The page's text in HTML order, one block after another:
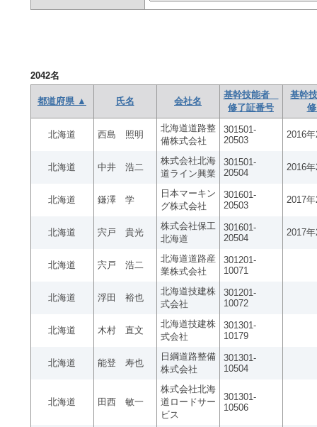
2042名
都道府県 ▲ 氏名 会社名
基幹技能者
修了証番号
基幹
北海道 西島 照明
北海道道路整
備株式会社
301501-
20503
2016
北海道 中井 浩二
株式会社北海
道ライン興業
301501-
20504
2016
北海道 鎌澤 学
日本マーキン
グ株式会社
301601-
20503
2017
北海道 宍戸 貴光
株式会社保工
北海道
301601-
20504
2017
北海道 宍戸 浩二
北海道道路産
業株式会社
301201-
10071
北海道 浮田 裕也
北海道技建株
式会社
301201-
10072
北海道 木村 直文
北海道技建株
式会社
301301-
10179
北海道 能登 寿也
日綱道路整備
株式会社
301301-
10504
北海道 田西 敏一
株式会社北海
道ロードサー
ビス
301301-
10506